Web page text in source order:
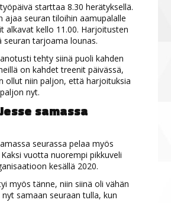
starttaa 8.30 herätyksellä.
ajaa seuran tiloihin aamupalalle
alkavat kello 11.00. Harjoitusten
seuran tarjoama lounas.
tehty siinä puoli kahden
on kahdet treenit päivässä,
ollut niin paljon, että harjoituksia
nyt.
samassa
seurassa pelaa myös
Kaksi vuotta nuorempi pikkuveli
kesällä 2020.
myös tänne, niin siinä oli vähän
samaan seuraan tulla, kun